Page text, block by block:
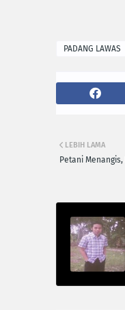
PADANG LAWAS
LEBIH LAMA
Petani